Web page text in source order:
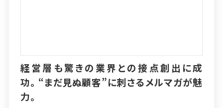
経営層も驚きの業界との接点創出に成
功。“まだ見ぬ顧客”に刺さるメルマガが魅
力。